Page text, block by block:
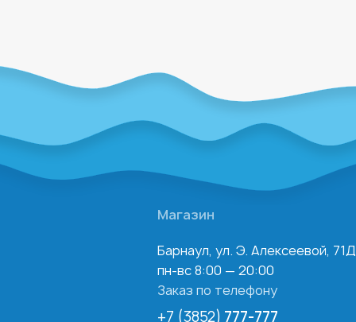
Магазин
Барнаул, ул. Э. Алексеевой, 71Д
пн-вс 8:00 — 20:00
Заказ по телефону
+7 (3852) 777-777